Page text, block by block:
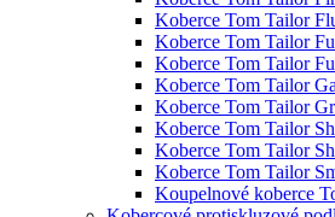
Koberce Tom Tailor
Koberce Tom Tailor
Koberce Tom Tailor
Koberce Tom Tailor
Koberce Tom Tailor
Koberce Tom Tailor
Koberce Tom Tailor
Koberce Tom Tailor
Koupelnové koberce